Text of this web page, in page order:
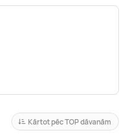
Kārtot pēc TOP dāvanām